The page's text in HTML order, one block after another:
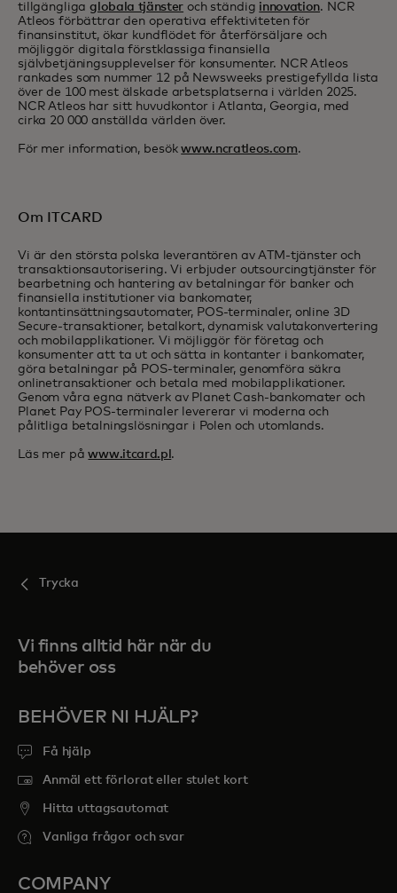
tillgängligaglobala tjänster och ständig innovation. NCR
Atleos förbättrar den operativa effektiviteten för
finansinstitut, ökar kundflödet för återförsäljare och
möjliggör digitala förstklassiga finansiella
självbetjäningsupplevelser för konsumenter. NCR Atleos
rankades som nummer 12 på Newsweeks prestigefyllda lista
över de 100 mest älskade arbetsplatserna i världen 2025.
NCR Atleos har sitt huvudkontor i Atlanta, Georgia, med
cirka 20 000 anställda världen över.
För mer information, besökwww.ncratleos.com.
Om ITCARD
Vi är den största polska leverantören av ATM-tjänster och
transaktionsautorisering. Vi erbjuder outsourcingtjänster för
bearbetning och hantering av betalningar för banker och
finansiella institutioner via bankomater,
kontantinsättningsautomater, POS-terminaler, online 3D
Secure-transaktioner, betalkort, dynamisk valutakonvertering
och mobilapplikationer. Vi möjliggör för företag och
konsumenter att ta ut och sätta in kontanter i bankomater,
göra betalningar på POS-terminaler, genomföra säkra
onlinetransaktioner och betala med mobilapplikationer.
Genom våra egna nätverk av Planet Cash-bankomater och
Planet Pay POS-terminaler levererar vi moderna och
pålitliga betalningslösningar i Polen och utomlands.
Läs mer påwww.itcard.pl .
Trycka
Vi finns alltid här när du
behöver oss
BEHÖVER NI HJÄLP?
Få hjälp
Anmäl ett förlorat eller stulet kort
Hitta uttagsautomat
Vanliga frågor och svar
COMPANY